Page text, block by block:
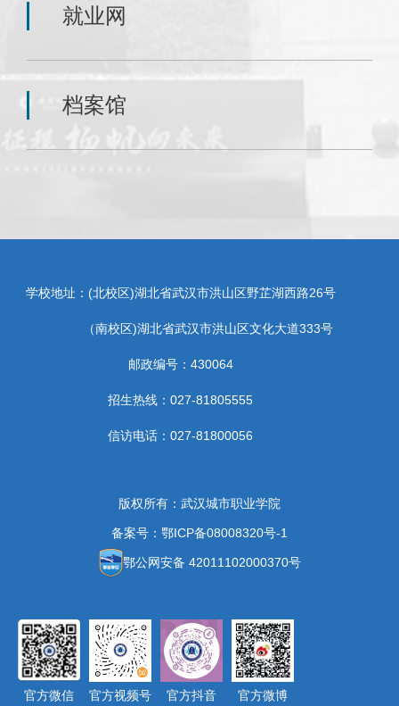
就业网
档案馆
学校地址：(北校区)湖北省武汉市洪山区野芷湖西路26号
（南校区)湖北省武汉市洪山区文化大道333号
邮政编号：430064
招生热线：027-81805555
信访电话：027-81800056
版权所有：武汉城市职业学院
备案号：鄂ICP备08008320号-1
鄂公网安备 42011102000370号
官方微信 官方视频号 官方抖音 官方微博